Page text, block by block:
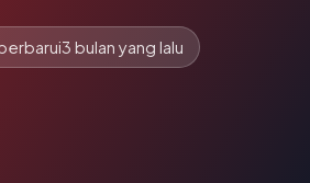
3 bulan yang lalu